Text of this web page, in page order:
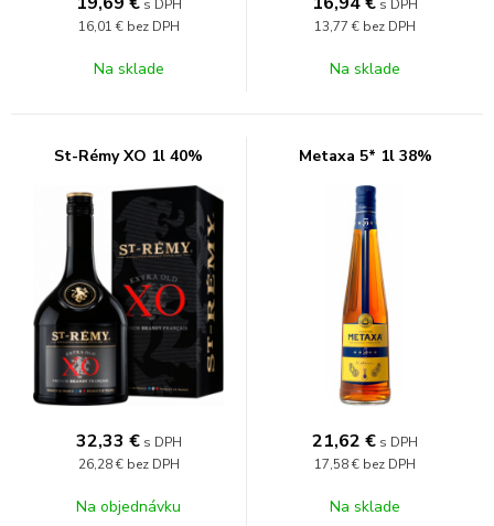
s DPH
16,01 € bez DPH
Na sklade
s DPH
13,77 € bez DPH
Na sklade
St-Rémy XO 1l 40%
32,33 € s DPH
26,28 € bez DPH
Na objednávku
Metaxa 5* 1l 38%
21,62 € s DPH
17,58 € bez DPH
Na sklade